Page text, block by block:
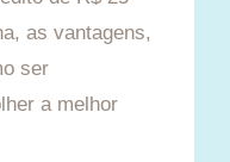
as vantagens,
ser
a melhor